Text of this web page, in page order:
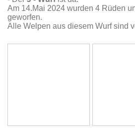
Am 14.Mai 2024 wurden 4 Rüden
geworfen.
Alle Welpen aus diesem Wurf sind